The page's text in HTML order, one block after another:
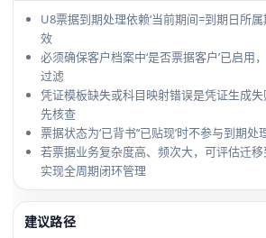
U8票据到期处理依赖‘当前期间=到期日所
效
必须确保客户档案中‘是否票据客户’已启用
过滤
凭证模板缺失或科目映射错误是凭证生成
先核查
票据状态为‘已背书’‘已贴现’时不参与到期
若票据业务复杂度高、频次大，可评估迁
实现全周期闭环管理
建议路径